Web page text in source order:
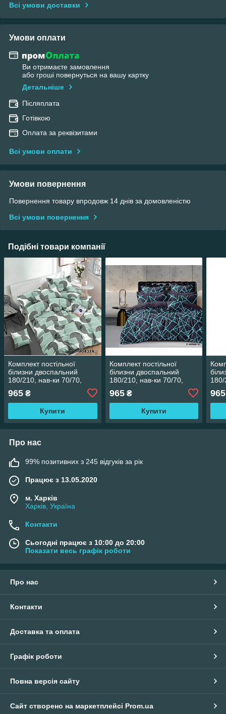
Всі умови доставки
Умови оплати
Ви отримаєте замовлення
або гроші повернуться на вашу картку
Детальніше
Післяплата
Готівкою
Оплата за реквізитами
Всі умови оплати
Умови повернення
Повернення товару впродовж 14 днів за домовленістю
Всі умови повернення
Подібні товари компанії
Комплект постільної
білизни двоспальний
180/210, нав-ки 70/70,
складається з бавовни
965 ₴
Купити
Комплект постільної
білизни двоспальний
180/210, нав-ки 70/70,
складається з бавовни
965₴
Купити
965
Про нас
99% позитивних з 245 відгуків за рік
Працює з 13.05.2020
м. Харків
Харків, Україна
Контакти
Сьогодні працює з 10:00 до 20:00
Показати весь графік роботи
Про нас
Контакти
Доставка та оплата
Графік роботи
Повна версія сайту
Сайт створено на маркетплейсі Prom.ua